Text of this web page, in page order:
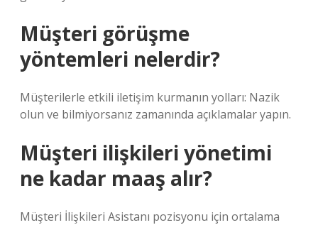
Müşteri görüşme
yöntemleri nelerdir?
Müşterilerle etkili iletişim kurmanın yolları: Nazik
olun ve bilmiyorsanız zamanında açıklamalar yapın.
Müşteri ilişkileri yönetimi
ne kadar maaş alır?
Müşteri İlişkileri Asistanı pozisyonu için ortalama